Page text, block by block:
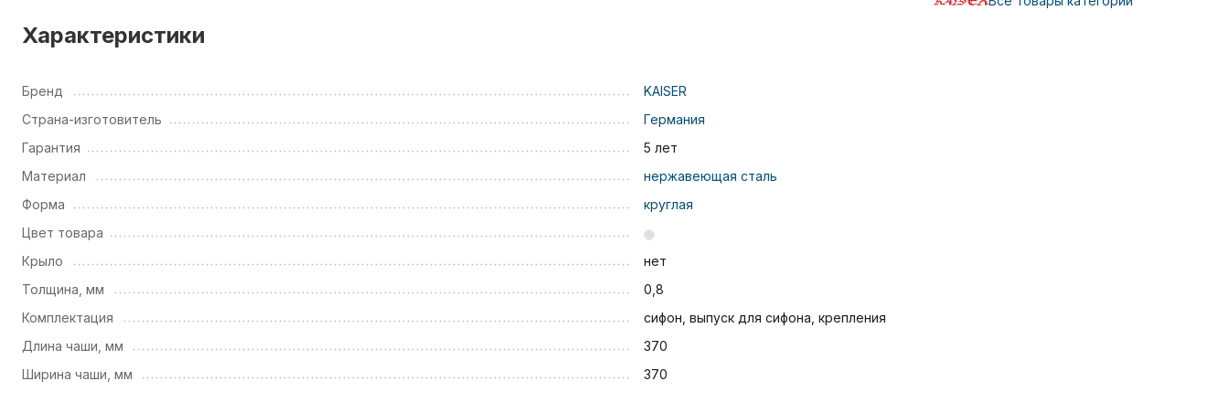
Характеристики
Бренд
KAISER
Страна-изготовитель
Германия
Гарантия
5 лет
Материал
нержавеющая сталь
Форма
круглая
Цвет товара
Крыло
нет
Толщина, мм
0,8
Комплектация
сифон, выпуск для сифона, крепления
Длина чаши, мм
370
Ширина чаши, мм
370